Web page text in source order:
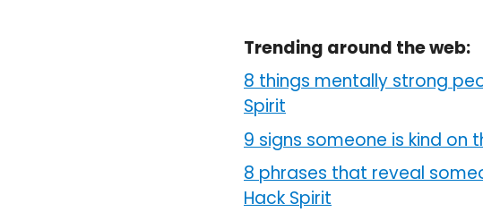
Trending around the web:
8 things mentally strong
Spirit
9 signs someone is kind on
8 phrases that reveal
Hack Spirit